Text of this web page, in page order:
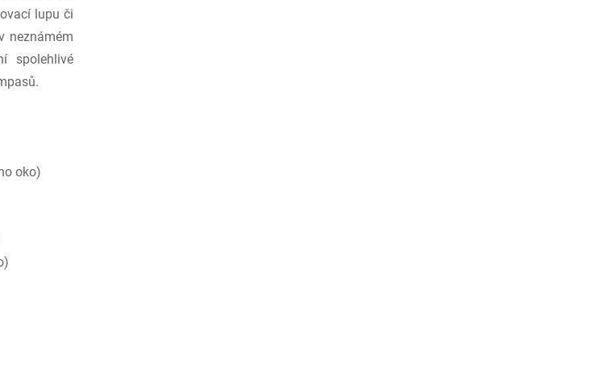
lupu či
neznámém
spolehlivé
oko)